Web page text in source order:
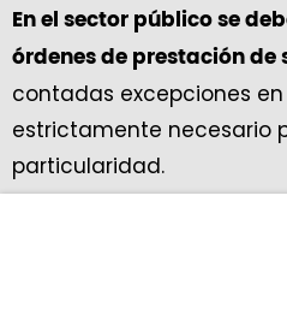
En el sector público se
órdenes de prestación de
contadas excepciones
estrictamente necesario
particularidad.